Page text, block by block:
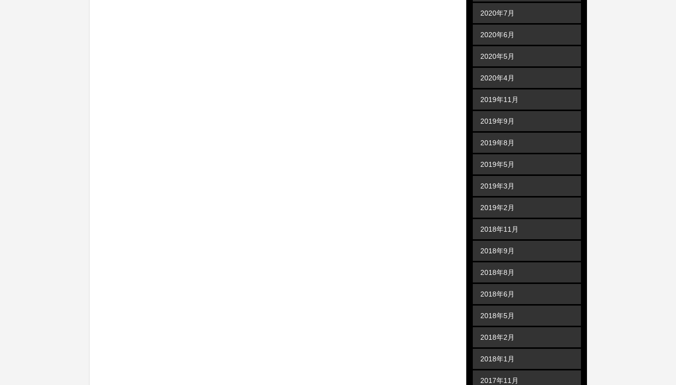
2020年7月
2020年6月
2020年5月
2020年4月
2019年11月
2019年9月
2019年8月
2019年5月
2019年3月
2019年2月
2018年11月
2018年9月
2018年8月
2018年6月
2018年5月
2018年2月
2018年1月
2017年11月